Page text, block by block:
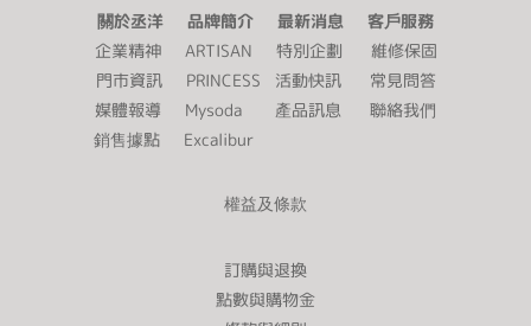
關於丞洋 品牌簡介 最新消息 客戶服務
企業精神
ARTISAN 特別企劃
維修保固
門市資訊
PRINCESS 活動快訊
常見問答
媒體報導
Mysoda 產品訊息
聯絡我們
銷售據點
Excalibur
權益及條款
訂購與退換
點數與購物金